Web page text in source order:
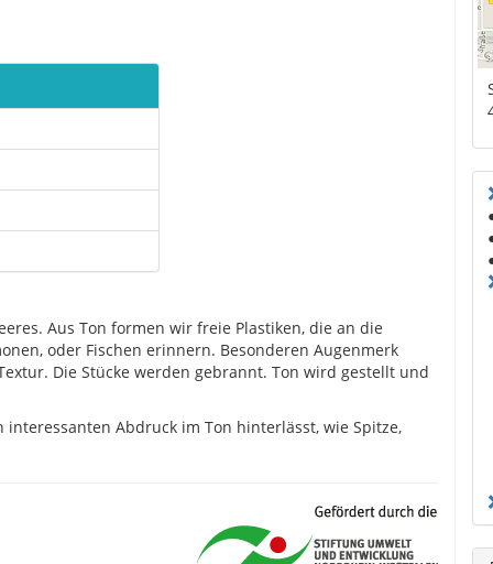
Aus Ton formen wir freie Plastiken, die an die
oder Fischen erinnern. Besonderen Augenmerk
Die Stücke werden gebrannt. Ton wird gestellt und
Abdruck im Ton hinterlässt, wie Spitze,